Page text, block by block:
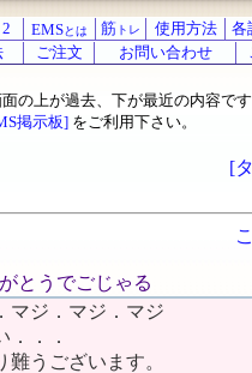
EMSとは 筋 トレ 使用方法 各
ご注文 お問い合わせ
の上が過去、下が最近の内容です
掲示板] をご利用下さい。
[
とうでごじゃる
マジ．マジ．マジ
．．．
難うございます。